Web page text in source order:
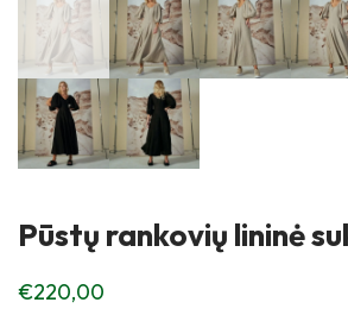
Pūstų rankovių lininė
€220,00